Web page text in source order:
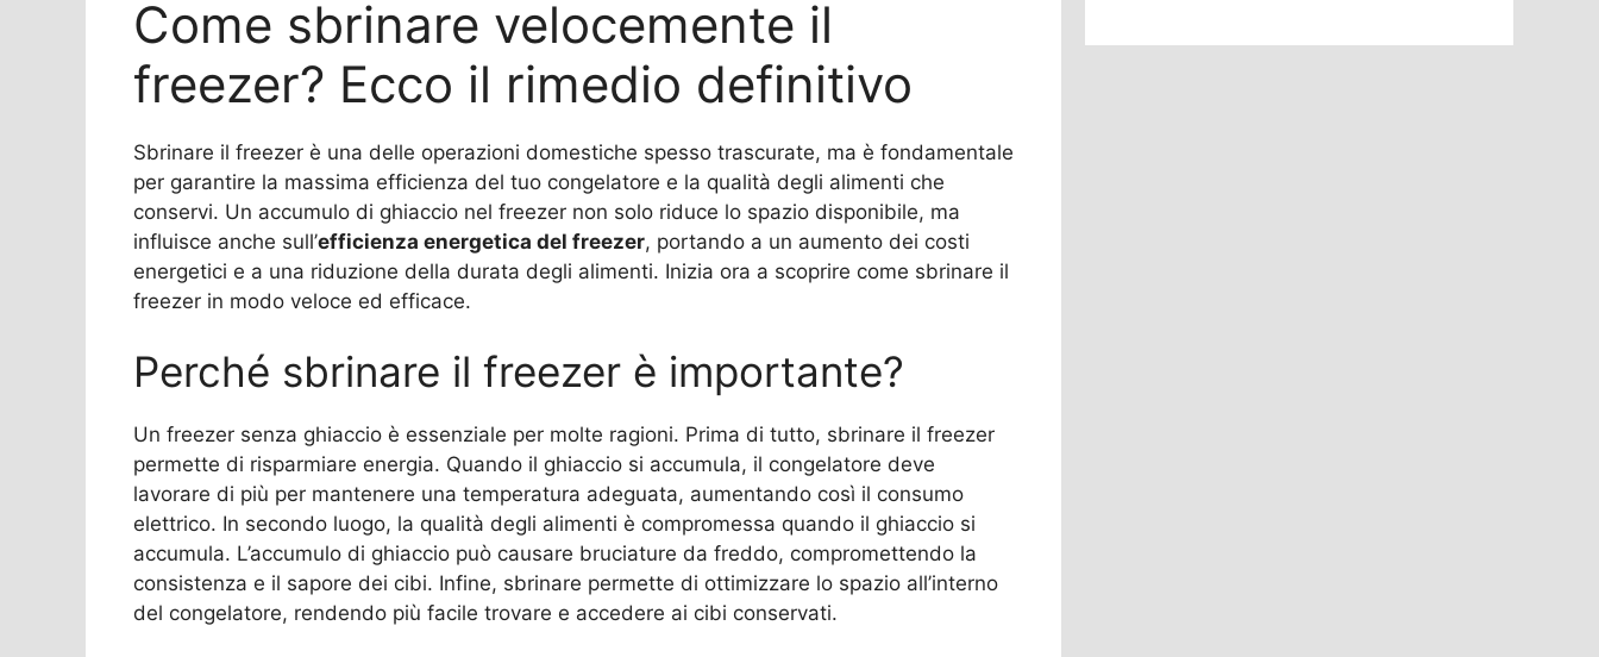
Come sbrinare velocemente il
freezer? Ecco il rimedio definitivo
Sbrinare il freezer è una delle operazioni domestiche spesso trascurate, ma è fondamentale
per garantire la massima efficienza del tuo congelatore e la qualità degli alimenti che
conservi. Un accumulo di ghiaccio nel freezer non solo riduce lo spazio disponibile, ma
influisce anche sull’efficienza energetica del freezer, portando a un aumento dei costi
energetici e a una riduzione della durata degli alimenti. Inizia ora a scoprire come sbrinare il
freezer in modo veloce ed efficace.
Perché sbrinare il freezer è importante?
Un freezer senza ghiaccio è essenziale per molte ragioni. Prima di tutto, sbrinare il freezer
permette di risparmiare energia. Quando il ghiaccio si accumula, il congelatore deve
lavorare di più per mantenere una temperatura adeguata, aumentando così il consumo
elettrico. In secondo luogo, la qualità degli alimenti è compromessa quando il ghiaccio si
accumula. L’accumulo di ghiaccio può causare bruciature da freddo, compromettendo la
consistenza e il sapore dei cibi. Infine, sbrinare permette di ottimizzare lo spazio all’interno
del congelatore, rendendo più facile trovare e accedere ai cibi conservati.